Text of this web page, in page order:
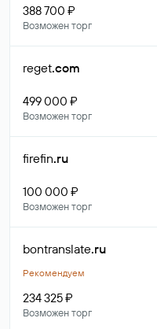
388 700 ₽
Возможен торг
reget.com
499 000 ₽
Возможен торг
firefin.ru
100 000 ₽
Возможен торг
bontranslate.ru
Рекомендуем
234 325 ₽
Возможен торг